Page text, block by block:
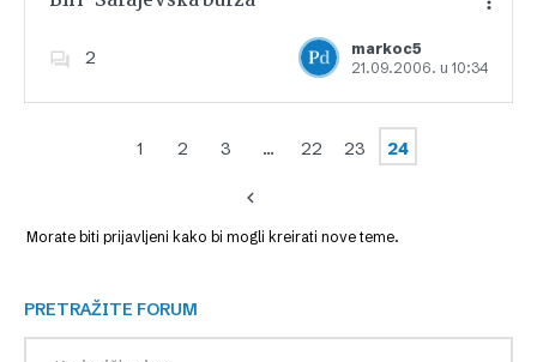
2
markoc5
21.09.2006. u 10:34
Dodajte u favorite
1 2 3 … 22 23 24
Morate biti prijavljeni kako bi mogli kreirati nove teme.
PRETRAŽITE FORUM